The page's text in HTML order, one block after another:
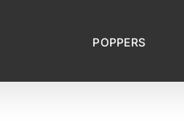
POPPERS